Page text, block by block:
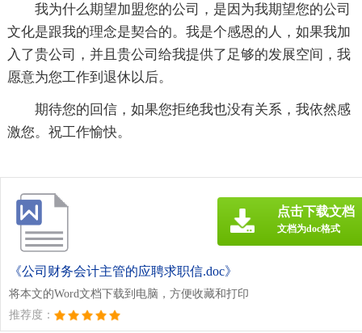
我为什么期望加盟您的公司，是因为我期望您的公司
文化是跟我的理念是契合的。我是个感恩的人，如果我加
入了贵公司，并且贵公司给我提供了足够的发展空间，我
愿意为您工作到退休以后。
期待您的回信，如果您拒绝我也没有关系，我依然感
激您。祝工作愉快。
《公司财务会计主管的应聘求职信.doc》
将本文的Word文档下载到电脑，方便收藏和打印
推荐度：
点击下载文档
文档为doc格式